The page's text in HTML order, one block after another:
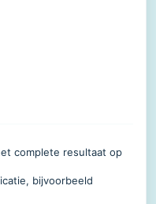
complete resultaat op
bijvoorbeeld